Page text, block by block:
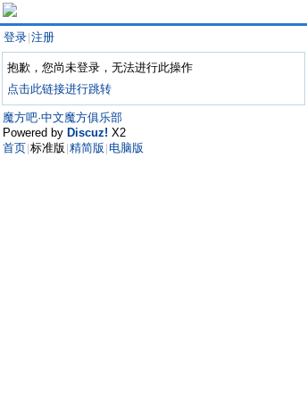
登录 注册
抱歉，您尚未登录，无法进行此操作
点击此链接进行跳转
魔方吧·中文魔方俱乐部
Powered by Discuz! X2
首页 标准版 精简版 电脑版